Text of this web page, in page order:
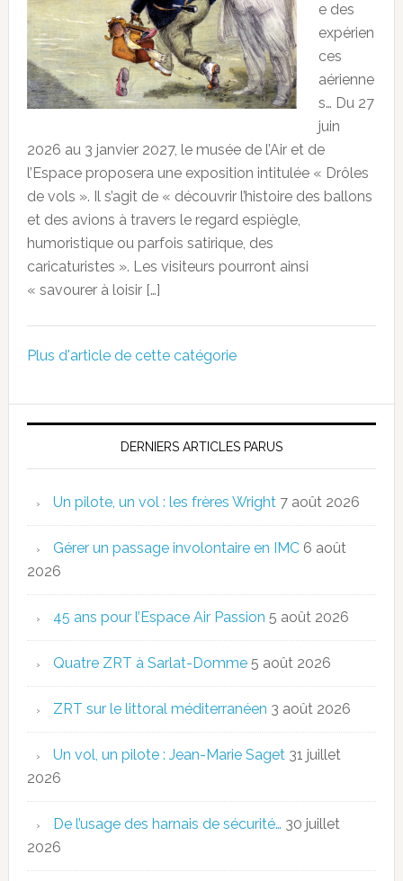
e des
expérien
ces
aérienne
s… Du 27
juin
2026 au 3 janvier 2027, le musée de l’Air et de
l’Espace proposera une exposition intitulée « Drôles
de vols ». Il s’agit de « découvrir l’histoire des ballons
et des avions à travers le regard espiègle,
humoristique ou parfois satirique, des
caricaturistes ». Les visiteurs pourront ainsi
« savourer à loisir […]
Plus d'article de cette catégorie
DERNIERS ARTICLES PARUS
Un pilote, un vol : les frères Wright 7 août 2026
Gérer un passage involontaire en IMC 6 août
2026
45 ans pour l’Espace Air Passion 5 août 2026
Quatre ZRT à Sarlat-Domme 5 août 2026
ZRT sur le littoral méditerranéen 3 août 2026
Un vol, un pilote : Jean-Marie Saget 31 juillet
2026
De l’usage des harnais de sécurité… 30 juillet
2026